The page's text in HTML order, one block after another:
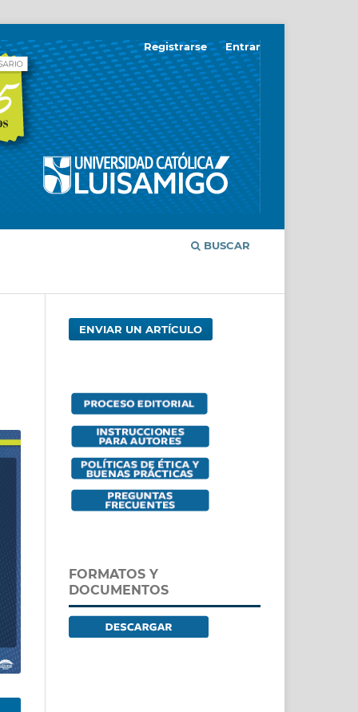
BUSCAR
Registrarse Entrar
ENVIAR UN ARTÍCULO
FORMATOS Y
DOCUMENTOS